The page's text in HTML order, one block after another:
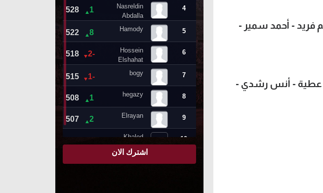
فريد - أحمد سمير -
عطية - أنس رشدي -